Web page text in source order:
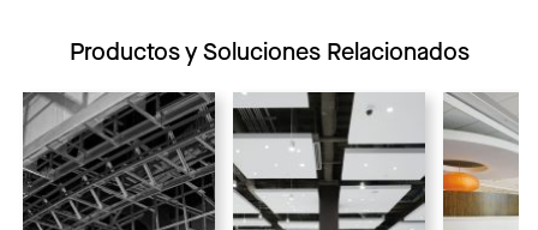
Productos y Soluciones Relacionados